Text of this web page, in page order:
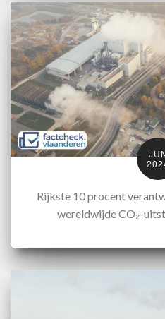
Rijkste 10 procent
wereldwijde CO₂-